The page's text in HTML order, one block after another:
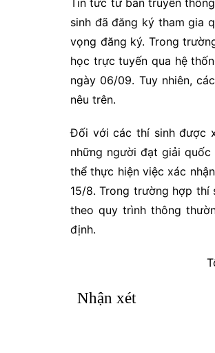
Tin tức từ ban truyền thông
sinh đã đăng ký tham gia
vọng đăng ký. Trong
học trực tuyến qua hệ
ngày 06/09. Tuy nhiên,
nêu trên.
Đối với các thí sinh được
những người đạt giải
thể thực hiện việc xác
15/8. Trong trường hợp thí
theo quy trình thông
định.
Nhận xét